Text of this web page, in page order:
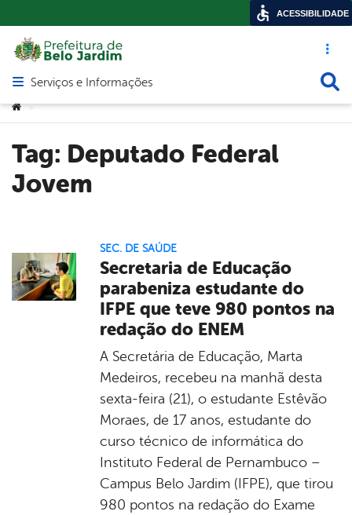
Acesso
Abrir menu principal de navegação
Serviços e Informações
Você está aqui:
>
Tag: Deputado Federal
Jovem
SEC. DE SAÚDE
Secretaria de Educação
parabeniza estudante do
IFPE que teve 980 pontos na
redação do ENEM
A Secretária de Educação, Marta
Medeiros, recebeu na manhã desta
sexta-feira (21), o estudante Estêvão
Moraes, de 17 anos, estudante do
curso técnico de informática do
Instituto Federal de Pernambuco –
Campus Belo Jardim (IFPE), que tirou
980 pontos na redação do Exame
ACESSIBILIDADE